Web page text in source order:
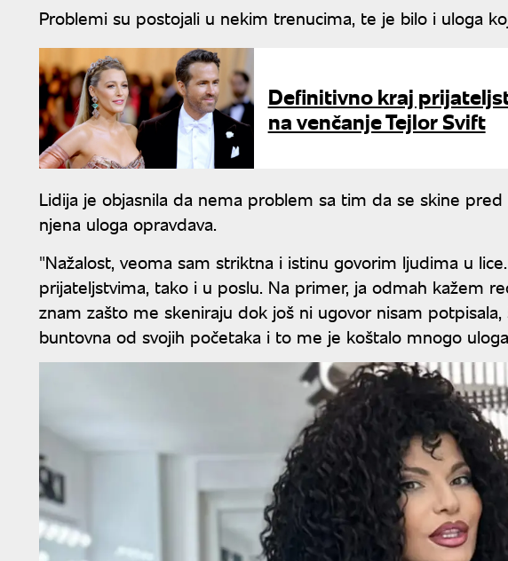
Problemi su postojali u nekim trenucima, te je bilo i uloga
Definitivno kraj
na venčanje Tejlor Svift
Lidija je objasnila da nema problem sa tim da se skine
njena uloga opravdava.
"Nažalost, veoma sam striktna i istinu govorim ljudima u
prijateljstvima, tako i u poslu. Na primer, ja odmah kažem
znam zašto me skeniraju dok još ni ugovor nisam potpisala,
buntovna od svojih početaka i to me je koštalo mnogo